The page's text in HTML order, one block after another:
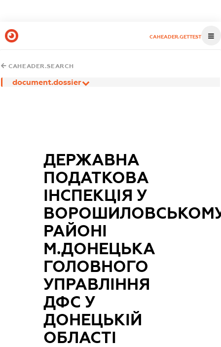
CAHEADER.GETTEST
CAHEADER.SEARCH
document.dossier
ДЕРЖАВНА
ПОДАТКОВА
ІНСПЕКЦІЯ У
РАЙОНІ
М.ДОНЕЦЬКА
ГОЛОВНОГО
УПРАВЛІННЯ
ДФС У
ДОНЕЦЬКІЙ
ОБЛАСТІ